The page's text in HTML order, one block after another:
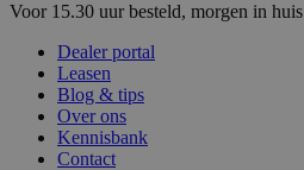
Voor 15.30 uur besteld, morgen in huis
Dealer portal
Leasen
Blog & tips
Over ons
Kennisbank
Contact